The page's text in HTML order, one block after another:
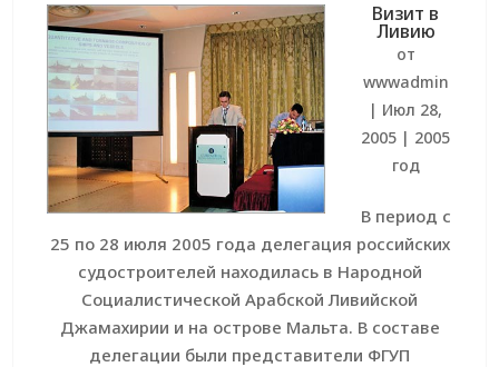
Визит в
Ливию
от
wwwadmin
| Июл 28,
2005 | 2005
год
В период с
25 по 28 июля 2005 года делегация российских
судостроителей находилась в Народной
Социалистической Арабской Ливийской
Джамахирии и на острове Мальта. В составе
делегации были представители ФГУП